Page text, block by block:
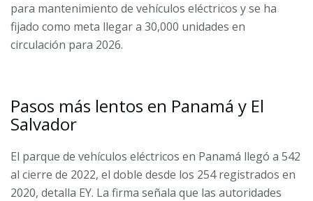
para mantenimiento de vehículos eléctricos y se ha
fijado como meta llegar a 30,000 unidades en
circulación para 2026.
Pasos más lentos en Panamá y El
Salvador
El parque de vehículos eléctricos en Panamá llegó a 542
al cierre de 2022, el doble desde los 254 registrados en
2020, detalla EY. La firma señala que las autoridades